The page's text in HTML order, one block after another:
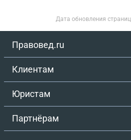
от доли и снова вставать в
Дата обновления
Правовед.ru
Клиентам
Юристам
Партнёрам